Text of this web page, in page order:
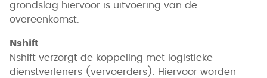
grondslag hiervoor is uitvoering van de
overeenkomst.
Nshift
Nshift verzorgt de koppeling met logistieke
dienstverleners (vervoerders). Hiervoor worden